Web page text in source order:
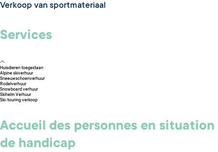
Verkoop van sportmateriaal
Services
Huisdieren toegestaan
Alpine skiverhuur
Sneeuwschoenverhuur
Rodelverhuur
Snowboard verhuur
Skihelm Verhuur
Ski-touring verkoop
Accueil des personnes en situation
de handicap